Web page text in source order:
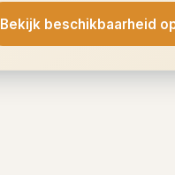
Bekijk beschikbaarheid